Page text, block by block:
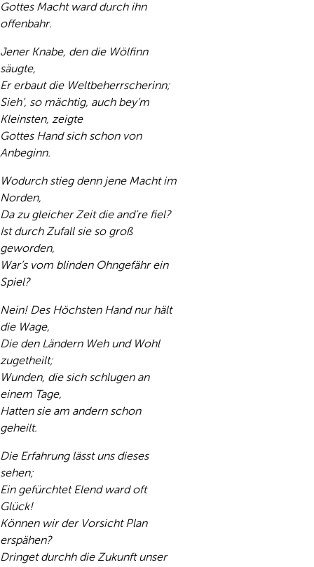
Gottes Macht ward durch ihn
offenbahr.
Jener Knabe, den die Wölfinn
säugte,
Er erbaut die Weltbeherrscherinn;
Sieh’, so mächtig, auch bey’m
Kleinsten, zeigte
Gottes Hand sich schon von
Anbeginn.
Wodurch stieg denn jene Macht im
Norden,
Da zu gleicher Zeit die and’re fiel?
Ist durch Zufall sie so groß
geworden,
War’s vom blinden Ohngefähr ein
Spiel?
Nein! Des Höchsten Hand nur hält
die Wage,
Die den Ländern Weh und Wohl
zugetheilt;
Wunden, die sich schlugen an
einem Tage,
Hatten sie am andern schon
geheilt.
Die Erfahrung lässt uns dieses
sehen;
Ein gefürchtet Elend ward oft
Glück!
Können wir der Vorsicht Plan
erspähen?
Dringet durchh die Zukunft unser